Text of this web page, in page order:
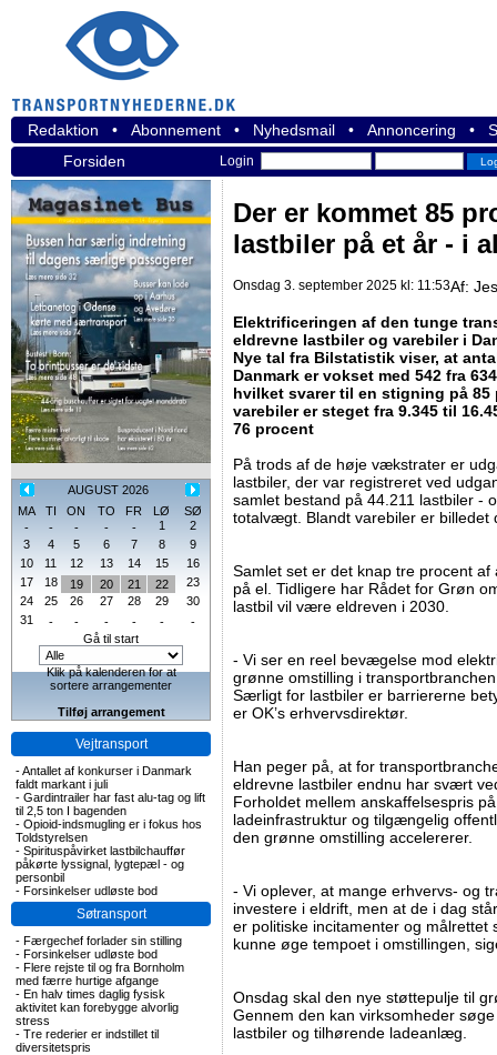
Redaktion • Abonnement • Nyhedsmail • Annoncering •
Forsiden
Login
AUGUST 2026
MA
TI ON TO FR LØ
SØ
-
- - - - 1
2
3
4 5 6 7 8
9
10
11 12 13 14 15
16
17
18 19 20 21 22
23
24
25 26 27 28 29
30
31
- - - - -
-
Gå til start
Klik på kalenderen for at
sortere arrangementer
Tilføj arrangement
Vejtransport
-Antallet af konkurser i Danmark
faldt markant i juli
- Gardintrailer har fast alu-tag og lift
til 2,5 ton I bagenden
- Opioid-indsmugling er i fokus hos
Toldstyrelsen
- Spirituspåvirket lastbilchauffør
påkørte lyssignal, lygtepæl - og
personbil
- Forsinkelser udløste bod
Søtransport
- Færgechef forlader sin stilling
- Forsinkelser udløste bod
- Flere rejste til og fra Bornholm
med færre hurtige afgange
- En halv times daglig fysisk
aktivitet kan forebygge alvorlig
stress
- Tre rederier er indstillet til
diversitetspris
Der er kommet 85
lastbiler på et år - i
Onsdag 3. september 2025 kl: 11:53Af:
Elektrificeringen af den tunge
eldrevne lastbiler og varebiler i
Nye tal fra Bilstatistik viser, at
Danmark er vokset med 542 fra
hvilket svarer til en stigning på
varebiler er steget fra 9.345 til
76 procent
På trods af de høje vækstrater er
lastbiler, der var registreret ved
samlet bestand på 44.211 lastbiler -
totalvægt. Blandt varebiler er billedet
Samlet set er det knap tre procent
på el. Tidligere har Rådet for Grøn
lastbil vil være eldreven i 2030.
- Vi ser en reel bevægelse mod
grønne omstilling i
Særligt for lastbiler er barriererne
er OK’s erhvervsdirektør.
Han peger på, at for
eldrevne lastbiler endnu har svært
Forholdet mellem anskaffelsespris
ladeinfrastruktur og tilgængelig
den grønne omstilling accelererer.
- Vi oplever, at mange erhvervs- og
investere i eldrift, men at de i dag
er politiske incitamenter og
kunne øge tempoet i omstillingen,
Onsdag skal den nye støttepulje til
Gennem den kan virksomheder
lastbiler og tilhørende ladeanlæg.